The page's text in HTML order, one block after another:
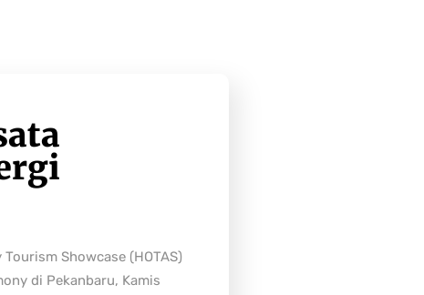
Showcase (HOTAS)
di Pekanbaru, Kamis